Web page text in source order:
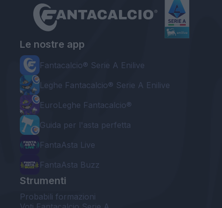
Le nostre app
Fantacalcio® Serie A Enilive
Leghe Fantacalcio® Serie A Enilive
EuroLeghe Fantacalcio®
Guida per l'asta perfetta
FantaAsta Live
FantaAsta Buzz
Strumenti
Probabili formazioni